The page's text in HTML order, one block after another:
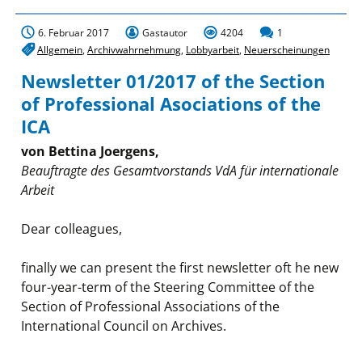
6. Februar 2017 Gastautor 4204
1
Allgemein,Archivwahrnehmung, Lobbyarbeit, Neuerscheinungen
Newsletter 01/2017 of the Section
of Professional Asociations of the
ICA
von Bettina Joergens,
Beauftragte des Gesamtvorstands VdA für internationale
Arbeit
Dear colleagues,
finally we can present the first newsletter oft he new
four-year-term of the Steering Committee of the
Section of Professional Associations of the
International Council on Archives.